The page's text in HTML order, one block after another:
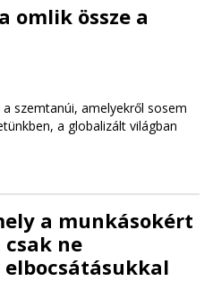
omlik össze a
szemtanúi, amelyekről sosem
a globalizált világban
a munkásokért
ne